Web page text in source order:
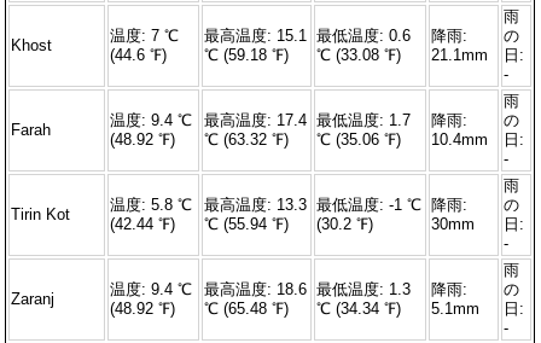
Khost
温度: 7 ℃
(44.6 ℉)
最高温度: 15.1
℃ (59.18 ℉)
最低温度: 0.6
℃ (33.08 ℉)
降雨:
21.1mm
雨
の
日:
-
Farah
温度: 9.4 ℃
(48.92 ℉)
最高温度: 17.4
℃ (63.32 ℉)
最低温度: 1.7
℃ (35.06 ℉)
降雨:
10.4mm
雨
の
日:
-
Tirin Kot
温度: 5.8 ℃
(42.44 ℉)
最高温度: 13.3
℃ (55.94 ℉)
最低温度: -1 ℃
(30.2 ℉)
降雨:
30mm
雨
の
日:
-
Zaranj
温度: 9.4 ℃
(48.92 ℉)
最高温度: 18.6
℃ (65.48 ℉)
最低温度: 1.3
℃ (34.34 ℉)
降雨:
5.1mm
雨
の
日:
-